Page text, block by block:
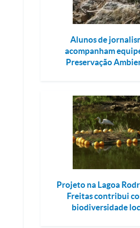
Alunos de
acompanham
Preservação
Projeto na Lagoa
Freitas contribui
biodiversidade